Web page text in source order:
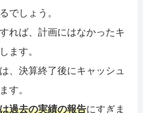
でしょう。
れば、計画にはなかったキ
ます。
、決算終了後にキャッシュ
す。
過去の実績の報告にすぎま